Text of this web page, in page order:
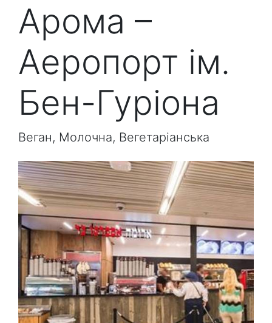
Арома –
Аеропорт ім.
Бен-Гуріона
Веган, Молочна, Вегетаріанська